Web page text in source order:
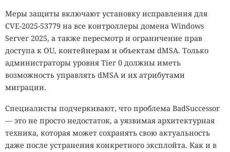
Меры защиты включают установку исправления для
CVE-2025-53779 на все контроллеры домена Windows
Server 2025, а также пересмотр и ограничение прав
доступа к OU, контейнерам и объектам dMSA. Только
администраторы уровня Tier 0 должны иметь
возможность управлять dMSA и их атрибутами
миграции.
Специалисты подчеркивают, что проблема BadSuccessor
— это не просто недостаток, а уязвимая архитектурная
техника, которая может сохранять свою актуальность
даже после устранения конкретного эксплойта. Как и в